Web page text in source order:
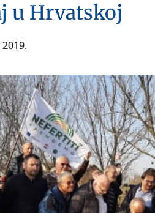
u Hrvatskoj